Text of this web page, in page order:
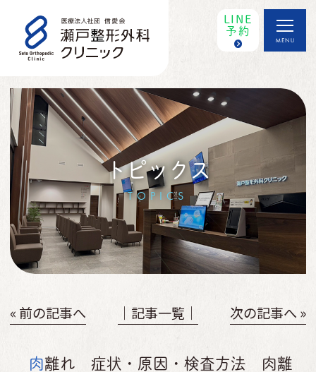
LINE
予約
トピックス
TOPICS
« 前の記事へ │記事一覧│ 次の記事へ »
肉離れ 症状・原因・検査方法 肉離